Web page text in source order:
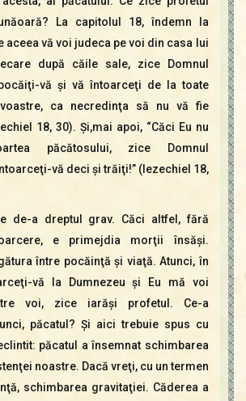
La capitolul 18, îndemn la
aceea vă voi judeca pe voi din casa lui
după căile sale, zice Domnul
pocăiţi-vă şi vă întoarceţi de la toate
ca necredinţa să nu vă fie
18, 30). Şi,mai apoi, “Căci Eu nu
păcătosului, zice Domnul
vă deci şi trăiţi!” (Iezechiel 18,
de-a dreptul grav. Căci altfel, fără
e primejdia morţii însăşi.
între pocăinţă şi viaţă. Atunci, în
vă la Dumnezeu şi Eu mă voi
voi, zice iarăşi profetul. Ce-a
păcatul? Şi aici trebuie spus cu
păcatul a însemnat schimbarea
noastre. Dacă vreţi, cu un termen
schimbarea gravitaţiei. Căderea a